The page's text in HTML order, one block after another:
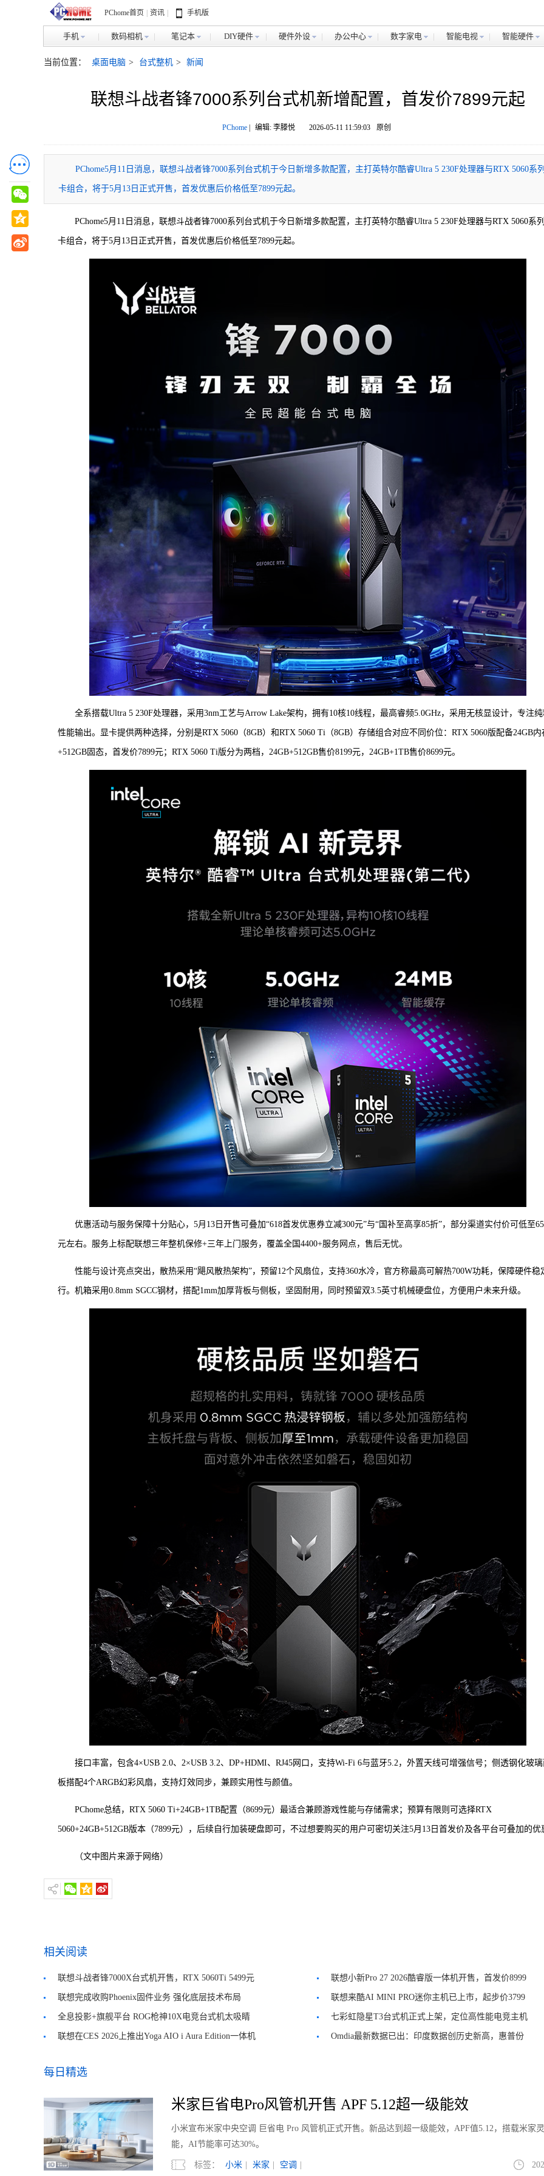
PChome首页 资讯 手机版
手机 数码相机 笔记本 DIY硬件 硬件外设 办公中心 数字家电 智能电视 智能硬件
当前位置： 桌面电脑 > 台式整机 > 新闻
联想斗战者锋7000系列台式机新增配置，首发价7899元起
PChome| 编辑: 李滕悦 2026-05-11 11:59:03 原创
PChome5月11日消息，联想斗战者锋7000系列台式机于今日新增多款配置，主打英特尔酷睿Ultra 5 230F处理器与RTX 5060系
卡组合，将于5月13日正式开售，首发优惠后价格低至7899元起。
PChome5月11日消息，联想斗战者锋7000系列台式机于今日新增多款配置，主打英特尔酷睿Ultra 5 230F处理器与RTX 5060系
卡组合，将于5月13日正式开售，首发优惠后价格低至7899元起。
全系搭载Ultra 5 230F处理器，采用3nm工艺与Arrow Lake架构，拥有10核10线程，最高睿频5.0GHz，采用无核显设计，专注
性能输出。显卡提供两种选择，分别是RTX 5060（8GB）和RTX 5060 Ti（8GB）存储组合对应不同价位：RTX 5060版配备24GB内
+512GB固态，首发价7899元；RTX 5060 Ti版分为两档，24GB+512GB售价8199元，24GB+1TB售价8699元。
优惠活动与服务保障十分贴心，5月13日开售可叠加“618首发优惠券立减300元”与“国补至高享85折”，部分渠道实付价可低至
元左右。服务上标配联想三年整机保修+三年上门服务，覆盖全国4400+服务网点，售后无忧。
性能与设计亮点突出，散热采用“飓风散热架构”，预留12个风扇位，支持360水冷，官方称最高可解热700W功耗，保障硬件稳
行。机箱采用0.8mm SGCC钢材，搭配1mm加厚背板与侧板，坚固耐用，同时预留双3.5英寸机械硬盘位，方便用户未来升级。
接口丰富，包含4×USB 2.0、2×USB 3.2、DP+HDMI、RJ45网口，支持Wi-Fi 6与蓝牙5.2，外置天线可增强信号；侧透钢化玻璃
板搭配4个ARGB幻彩风扇，支持灯效同步，兼顾实用性与颜值。
PChome总结，RTX 5060 Ti+24GB+1TB配置（8699元）最适合兼顾游戏性能与存储需求；预算有限则可选择RTX
5060+24GB+512GB版本（7899元），后续自行加装硬盘即可，不过想要购买的用户可密切关注5月13日首发价及各平台可叠加的优
（文中图片来源于网络）
相关阅读
联想斗战者锋7000X台式机开售，RTX 5060Ti 5499元
起售！
联想小新Pro 27 2026酷睿版一体机开售，首发价8999
元
联想完成收购Phoenix固件业务 强化底层技术布局 联想来酷AI MINI PRO迷你主机已上市，起步价3799
元
全息投影+旗舰平台 ROG枪神10X电竞台式机太吸睛
了
七彩虹隐星T3台式机正式上架，定位高性能电竞主机
联想在CES 2026上推出Yoga AIO i Aura Edition一体机 Omdia最新数据已出：印度数据创历史新高，惠普份
每日精选
米家巨省电Pro风管机开售 APF 5.12超一级能效
小米宣布米家中央空调 巨省电 Pro 风管机正式开售。新品达到超一级能效，APF值5.12，搭载米家
能，AI节能率可达30%。
标签： 小米 米家 空调